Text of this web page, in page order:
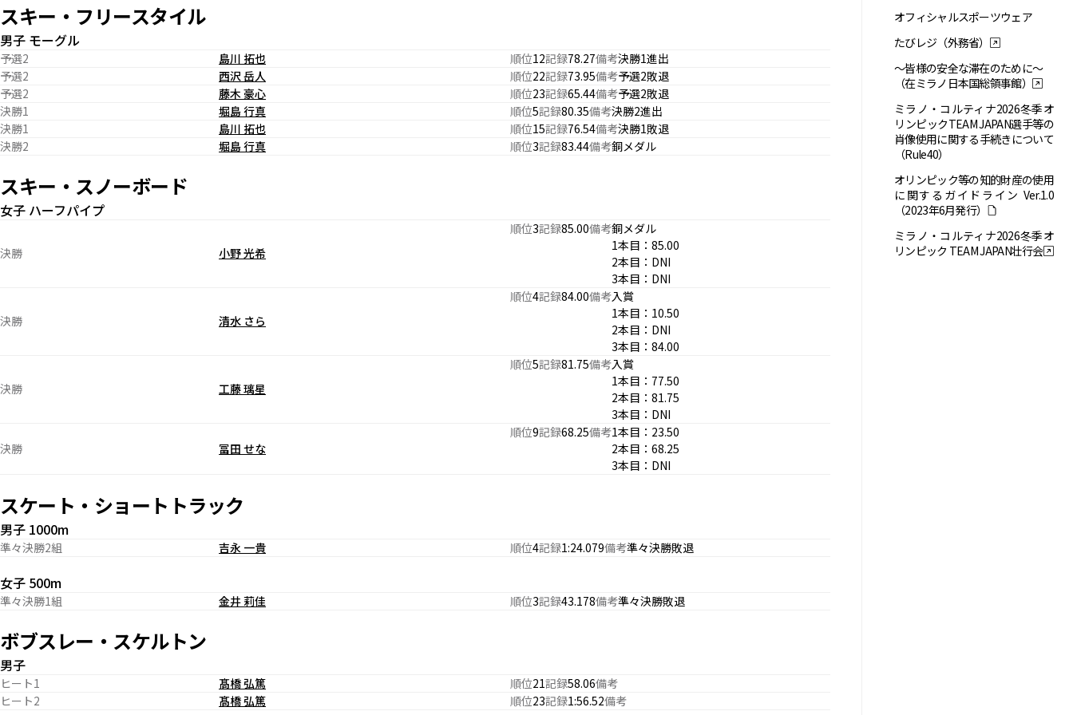
スキー・フリースタイル
男子 モーグル
予選2 島川 拓也 順位12記録78.27備考決勝1進出
予選2
西沢 岳人 順位22記録73.95備考予選2敗退
予選2
藤木 豪心 順位23記録65.44備考予選2敗退
決勝1
堀島 行真 順位5記録80.35備考決勝2進出
決勝1
島川 拓也 順位15記録76.54備考決勝1敗退
決勝2
堀島 行真 順位3記録83.44備考銅メダル
スキー・スノーボード
女子 ハーフパイプ
決勝 小野 光希
順位3記録85.00備考銅メダル
1本目：85.00
2本目：DNI
3本目：DNI
決勝 清水 さら
順位4記録84.00備考入賞
1本目：10.50
2本目：DNI
3本目：84.00
決勝 工藤 璃星
順位5記録81.75備考入賞
1本目：77.50
2本目：81.75
3本目：DNI
決勝 冨田 せな
順位9記録68.25備考1本目：23.50
2本目：68.25
3本目：DNI
スケート・ショートトラック
男子 1000m
準々決勝2組 吉永 一貴 順位4記録1:24.079備考準々決勝敗退
女子 500m
準々決勝1組 金井 莉佳 順位3記録43.178備考準々決勝敗退
ボブスレー・スケルトン
男子
ヒート1 髙橋 弘篤 順位21記録58.06備考
ヒート2
髙橋 弘篤 順位23記録1:56.52備考
オフィシャルスポーツウェア
たびレジ（外務省）
～皆様の安全な滞在のために～
（在ミラノ日本国総領事館）
ミラノ・コルティナ2026冬季オ
リンピックTEAM JAPAN選手等の
肖像使用に関する手続きについて
（Rule40）
オリンピック等の知的財産の使用
に関するガイドライン Ver.1.0
（2023年6月発行）
ミラノ・コルティナ2026冬季オ
リンピック TEAM JAPAN壮行会